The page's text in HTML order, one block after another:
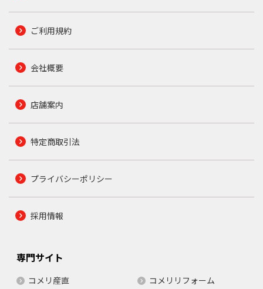
ご利用規約
会社概要
店舗案内
特定商取引法
プライバシーポリシー
採用情報
専門サイト
コメリ産直 コメリリフォーム